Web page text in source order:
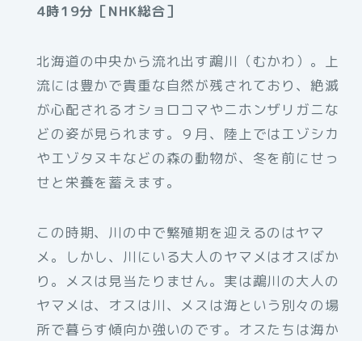
4時19分［NHK総合］
北海道の中央から流れ出す鵡川（むかわ）。上
流には豊かで貴重な自然が残されており、絶滅
が心配されるオショロコマやニホンザリガニな
どの姿が見られます。９月、陸上ではエゾシカ
やエゾタヌキなどの森の動物が、冬を前にせっ
せと栄養を蓄えます。
この時期、川の中で繁殖期を迎えるのはヤマ
メ。しかし、川にいる大人のヤマメはオスばか
り。メスは見当たりません。実は鵡川の大人の
ヤマメは、オスは川、メスは海という別々の場
所で暮らす傾向か強いのです。オスたちは海か